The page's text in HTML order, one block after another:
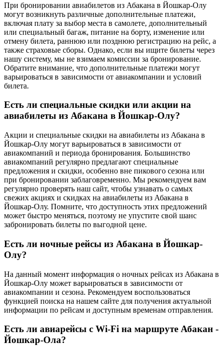
При бронировании авиабилетов из Абакана в Йошкар-Олу
могут возникнуть различные дополнительные платежи,
включая плату за выбор места в самолете, дополнительный
или специальный багаж, питание на борту, изменение или
отмену билета, раннюю или позднюю регистрацию на рейс, а
также страховые сборы. Однако, если вы ищите билеты через
нашу систему, мы не взимаем комиссии за бронирование.
Обратите внимание, что дополнительные платежи могут
варьироваться в зависимости от авиакомпании и условий
билета.
Есть ли специальные скидки или акции на
авиабилеты из Абакана в Йошкар-Олу?
Акции и специальные скидки на авиабилеты из Абакана в
Йошкар-Олу могут варьироваться в зависимости от
авиакомпаний и периода бронирования. Большинство
авиакомпаний регулярно предлагают специальные
предложения и скидки, особенно вне пикового сезона или
при бронировании заблаговременно. Мы рекомендуем вам
регулярно проверять наш сайт, чтобы узнавать о самых
свежих акциях и скидках на авиабилеты из Абакана в
Йошкар-Олу. Помните, что доступность этих предложений
может быстро меняться, поэтому не упустите свой шанс
забронировать билеты по выгодной цене.
Есть ли ночные рейсы из Абакана в Йошкар-
Олу?
На данный момент информация о ночных рейсах из Абакана в
Йошкар-Олу может варьироваться в зависимости от
авиакомпании и сезона. Рекомендуем воспользоваться
функцией поиска на нашем сайте для получения актуальной
информации по рейсам и доступным временам отправления.
Есть ли авиарейсы с Wi-Fi на маршруте Абакан -
Йошкар-Ола?